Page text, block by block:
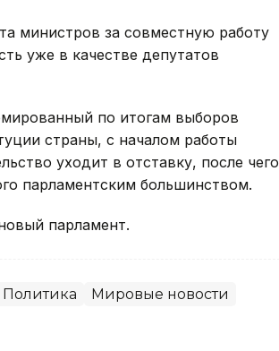
министров за совместную работу
уже в качестве депутатов
по итогам выборов
страны, с началом работы
уходит в отставку, после чего
парламентским большинством.
парламент.
Политика Мировые новости